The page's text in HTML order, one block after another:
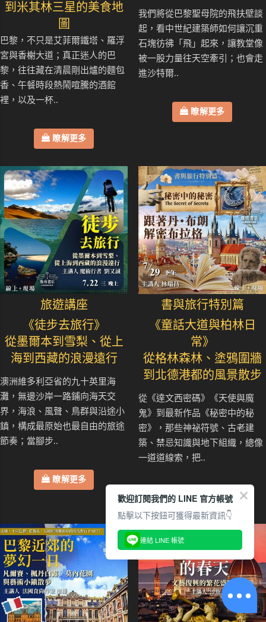
到米其林三星的美食地
圖
巴黎，不只是艾菲爾鐵塔、羅浮
宮與香榭大道；真正迷人的巴
黎，往往藏在清晨剛出爐的麵包
香、午餐時段熱鬧喧騰的酒館
裡，以及一杯..
瞭解更多
我們將從巴黎聖母院的飛扶壁談
起，看中世紀建築師如何讓沉重
石塊彷彿「飛」起來，讓教堂像
被一股力量往天空牽引；也會走
進沙特爾..
瞭解更多
旅遊講座
《徒步去旅行》
從墨爾本到雪梨、從上
海到西藏的浪漫遠行
澳洲維多利亞省的九十英里海
灘，無邊沙岸一路鋪向海天交
界，海浪、風聲、鳥群與沿途小
鎮，構成最原始也最自由的旅途
節奏；當腳步..
瞭解更多
書與旅行特別篇
《童話大道與柏林日
常》
從格林森林、塗鴉圍牆
到北德港都的風景散步
從《達文西密碼》《天使與魔
鬼》到最新作品《秘密中的秘
密》，那些神祕符號、古老建
築、禁忌知識與地下組織，總像
一道道線索，把..
瞭解更多
歡迎訂閱我們的 LINE 官方帳號
點擊以下按鈕可獲得最新資訊👇
連結 LINE 帳號